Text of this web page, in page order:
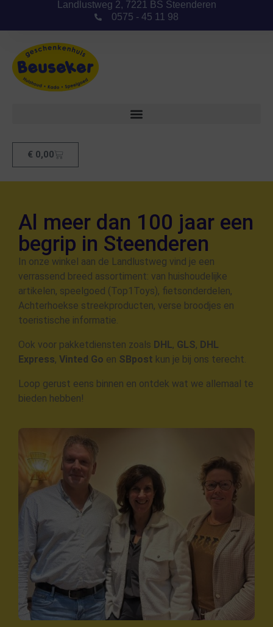
Landlustweg 2, 7221 BS Steenderen
0575 - 45 11 98
€ 0,00
Al meer dan 100 jaar een
begrip in Steenderen
In onze winkel aan de Landlustweg vind je een
verrassend breed assortiment: van huishoudelijke
artikelen, speelgoed (Top1Toys), fietsonderdelen,
Achterhoekse streekproducten, verse broodjes en
toeristische informatie.
Ook voor pakketdiensten zoals DHL, GLS, DHL
Express, Vinted Go en SBpost kun je bij ons terecht.
Loop gerust eens binnen en ontdek wat we allemaal te
bieden hebben!